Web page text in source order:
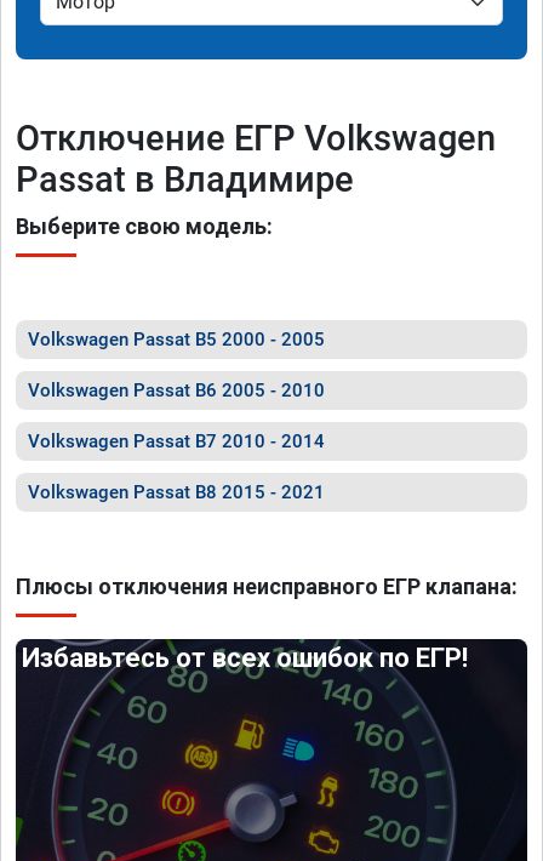
Отключение ЕГР Volkswagen
Passat в Владимире
Выберите свою модель:
Volkswagen Passat B5 2000 - 2005
Volkswagen Passat B6 2005 - 2010
Volkswagen Passat B7 2010 - 2014
Volkswagen Passat B8 2015 - 2021
Плюсы отключения неисправного ЕГР клапана:
Избавьтесь от всех ошибок по ЕГР!